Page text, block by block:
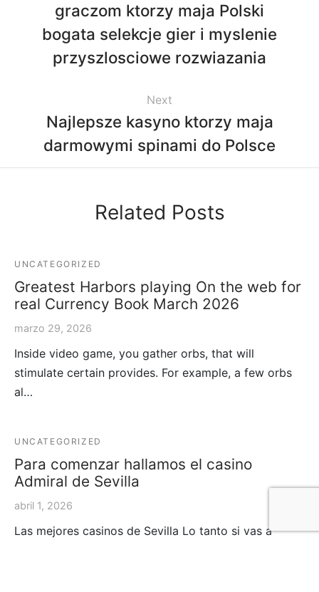
graczom ktorzy maja Polski
bogata selekcje gier i myslenie
przyszlosciowe rozwiazania
Next
Najlepsze kasyno ktorzy maja
darmowymi spinami do Polsce
Related Posts
UNCATEGORIZED
Greatest Harbors playing On the web for
real Currency Book March 2026
marzo 29, 2026
Inside video game, you gather orbs, that will
stimulate certain provides. For example, a few orbs
al…
UNCATEGORIZED
Para comenzar hallamos el casino
Admiral de Sevilla
abril 1, 2026
Las mejores casinos de Sevilla Lo tanto si vas a